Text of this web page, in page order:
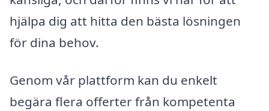
hjälpa dig att hitta den bästa lösningen
för dina behov.
Genom vår plattform kan du enkelt
begära flera offerter från kompetenta